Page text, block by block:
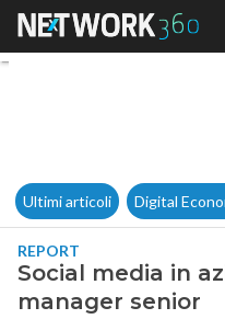
Ultimi articoli Digital
REPORT
Social media in
manager senior